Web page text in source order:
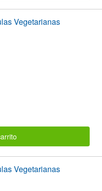
Vegetarianas
Vegetarianas